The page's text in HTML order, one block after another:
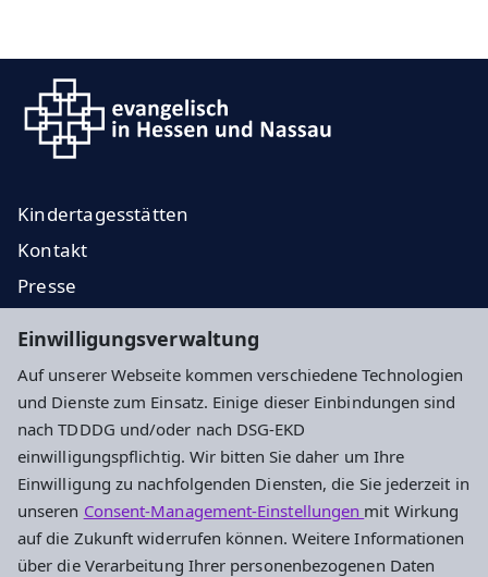
Einwilligungsverwaltung
Auf unserer Webseite kommen verschiedene Technologien
und Dienste zum Einsatz. Einige dieser Einbindungen sind
nach TDDDG und/oder nach DSG-EKD
einwilligungspflichtig. Wir bitten Sie daher um Ihre
Einwilligung zu nachfolgenden Diensten, die Sie jederzeit in
unseren Consent-Management-Einstellungen mit Wirkung
auf die Zukunft widerrufen können. Weitere Informationen
über die Verarbeitung Ihrer personenbezogenen Daten
Kindertagesstätten
Kontakt
Presse
Ev. Jugend
EKHN
Impressum Datenschutz Cookie-Einstellungen
Ev. Dekanat Groß-Gerau - Rüsselsheim